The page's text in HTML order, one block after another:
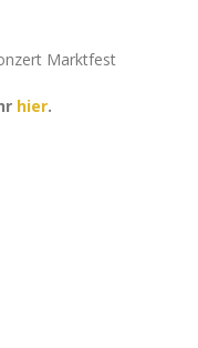
Marktfest
hier.